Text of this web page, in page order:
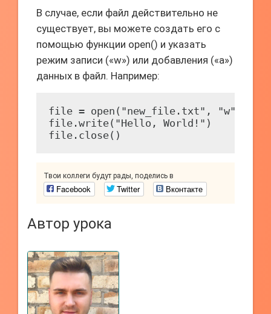
В случае, если файл действительно не
существует, вы можете создать его с
помощью функции open() и указать
режим записи («w») или добавления («a»)
данных в файл. Например:
file = open("new_file.txt", "w")
file.write("Hello, World!")
file.close()
Твои коллеги будут рады, поделись в
Facebook Twitter Вконтакте
Автор урока